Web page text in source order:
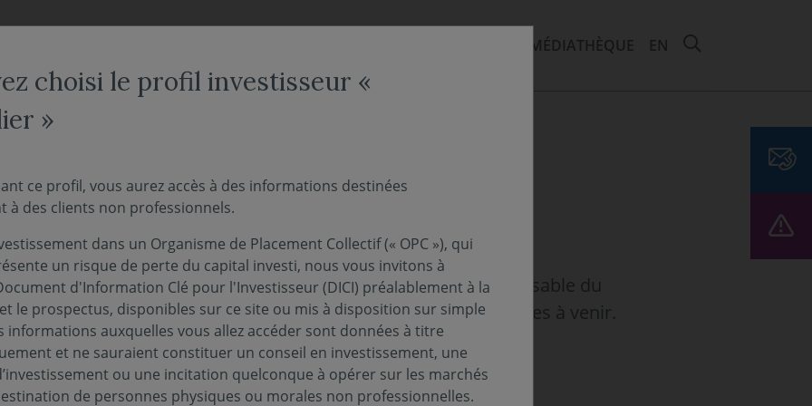
MÉDIATHÈQUE EN
2020
fête ses deux ans, à cette occasion, Vincent Haderer, Responsable du
revient sur la thématique des ruptures et les perspectives à venir.
choisi le profil investisseur «
»
ce profil, vous aurez accès à des informations destinées
à des clients non professionnels.
dans un Organisme de Placement Collectif (« OPC »), qui
un risque de perte du capital investi, nous vous invitons à
d'Information Clé pour l'Investisseur (DICI) préalablement à la
le prospectus, disponibles sur ce site ou mis à disposition sur simple
informations auxquelles vous allez accéder sont données à titre
et ne sauraient constituer un conseil en investissement, une
ou une incitation quelconque à opérer sur les marchés
de personnes physiques ou morales non professionnelles.